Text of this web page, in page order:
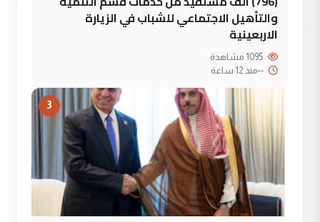
والتأهيل الاجتماعي للشباب في الزيارة
الاربعينية
--منذ 12 ساعة
3